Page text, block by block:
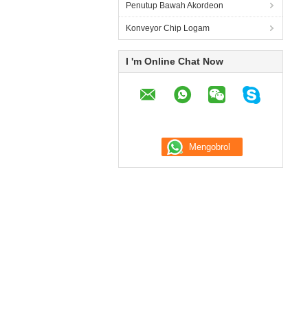
Penutup Bawah Akordeon
Konveyor Chip Logam
I 'm Online Chat Now